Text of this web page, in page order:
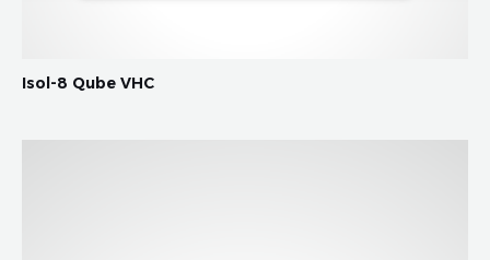
Isol-8 Qube VHC